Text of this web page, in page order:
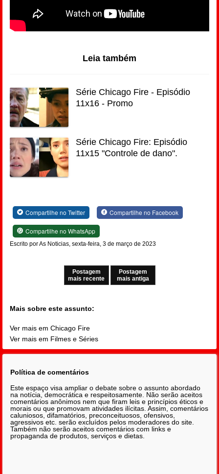
Leia também
Série Chicago Fire - Episódio
11x16 - Promo
Série Chicago Fire: Episódio
11x15 "Controle de dano".
Compartilhe no Twitter Compartilhe no Facebook
Compartilhe no WhatsApp
Escrito por As Noticias, sexta-feira, 3 de março de 2023
Postagem
mais recente
Postagem
mais antiga
Mais sobre este assunto:
Ver mais em Chicago Fire
Ver mais em Filmes e Séries
Política de comentários
Este espaço visa ampliar o debate sobre o assunto abordado
na notícia, democrática e respeitosamente. Não serão aceitos
comentários anônimos nem que firam leis e princípios éticos e
morais ou que promovam atividades ilícitas. Assim, comentários
caluniosos, difamatórios, preconceituosos, ofensivos,
agressivos etc. serão excluídos pelos moderadores do site.
Também não serão aceitos comentários com links e
propaganda de produtos, serviços e dietas.